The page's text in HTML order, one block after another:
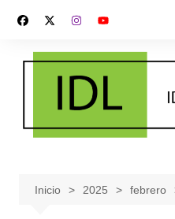
contenido
Inicio 2025 febrero